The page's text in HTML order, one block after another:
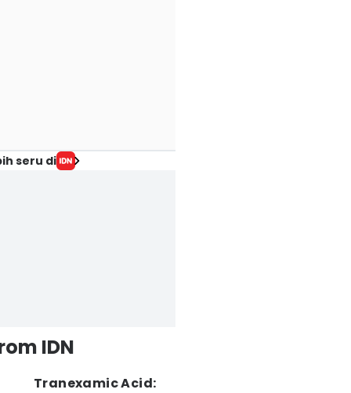
seru di
IDN
Tranexamic Acid: